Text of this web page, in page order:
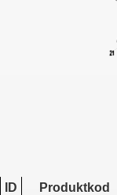
ID Produktkod